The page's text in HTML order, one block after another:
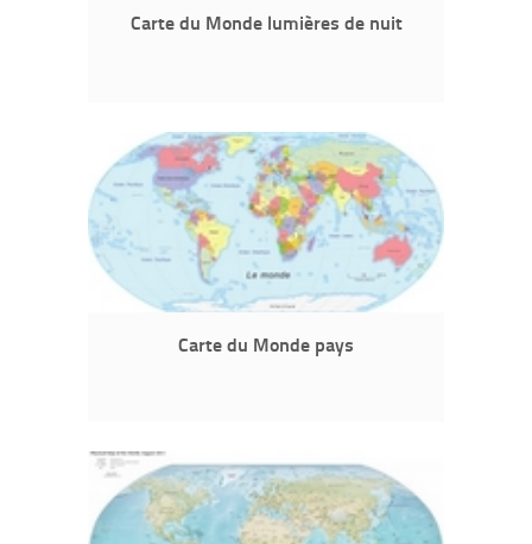
Carte du Monde lumières de nuit
Carte du Monde pays